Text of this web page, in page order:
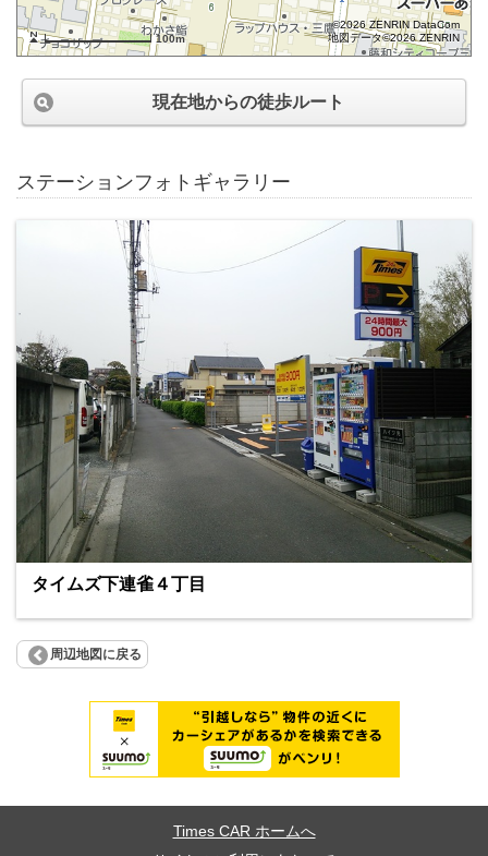
100m
©2026 ZENRIN DataCom
地図データ©2026 ZENRIN
現在地からの徒歩ルート
ステーションフォトギャラリー
タイムズ下連雀４丁目
周辺地図に戻る
Times CAR ホームへ